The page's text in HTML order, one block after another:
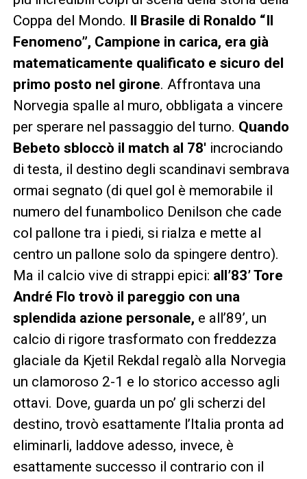
Coppa del Mondo.
Il Brasile di Ronaldo “Il
Fenomeno”, Campione in carica, era già
matematicamente qualificato e sicuro del
primo posto nel girone. Affrontava una
Norvegia spalle al muro, obbligata a vincere
per sperare nel passaggio del turno. Quando
Bebeto sbloccò il match al 78′incrociando
di testa, il destino degli scandinavi sembrava
ormai segnato (di quel gol è memorabile il
numero del funambolico Denilson che cade
col pallone tra i piedi, si rialza e mette al
centro un pallone solo da spingere dentro).
Ma il calcio vive di strappi epici: all’83’ Tore
André Flo trovò il pareggio con una
splendida azione personale, e all’89’, un
calcio di rigore trasformato con freddezza
glaciale da Kjetil Rekdal regalò alla Norvegia
un clamoroso 2-1 e lo storico accesso agli
ottavi. Dove, guarda un po’ gli scherzi del
destino, trovò esattamente l’Italia pronta ad
eliminarli, laddove adesso, invece, è
esattamente successo il contrario con il